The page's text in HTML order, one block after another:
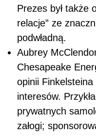
Prezes był także
relacje” ze
podwładną.
Aubrey
Chesapeake
opinii
interesów.
prywatnych
załogi;